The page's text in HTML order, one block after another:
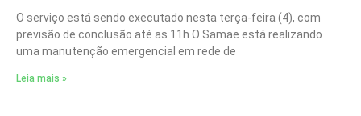
O serviço está sendo executado nesta terça-feira (4), com
previsão de conclusão até as 11h O Samae está realizando
uma manutenção emergencial em rede de
Leia mais »